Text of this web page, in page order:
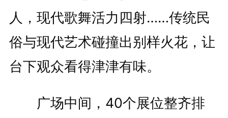
人，现代歌舞活力四射……传统民
俗与现代艺术碰撞出别样火花，让
台下观众看得津津有味。
广场中间，40个展位整齐排